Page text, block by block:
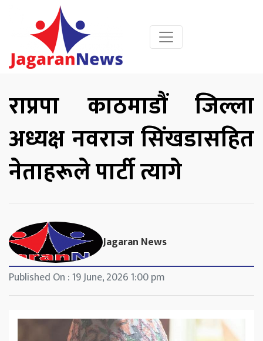
राप्रपा काठमाडौं जिल्ला
अध्यक्ष नवराज सिंखडासहित
नेताहरूले पार्टी त्यागे
Jagaran News
Published On : 19 June, 2026 1:00 pm